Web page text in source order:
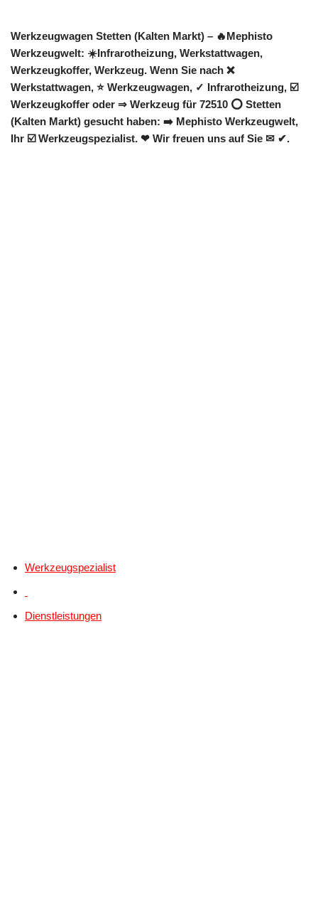
Werkzeugwagen Stetten (Kalten Markt) – 🔥Mephisto
Werkzeugwelt: ☀️Infrarotheizung, Werkstattwagen,
Werkzeugkoffer, Werkzeug. Wenn Sie nach ❌
Werkstattwagen, ⭐ Werkzeugwagen, ✓ Infrarotheizung, ☑️
Werkzeugkoffer oder ⇒ Werkzeug für 72510 ⭕ Stetten
(Kalten Markt) gesucht haben: ➡️ Mephisto Werkzeugwelt,
Ihr ☑️ Werkzeugspezialist. ❤ Wir freuen uns auf Sie ✉ ✔.
Werkzeugspezialist
Dienstleistungen